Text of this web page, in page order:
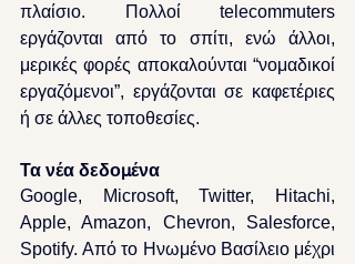
πλαίσιο. Πολλοί telecommuters
εργάζονται από το σπίτι, ενώ άλλοι,
μερικές φορές αποκαλούνται “νομαδικοί
εργαζόμενοι”, εργάζονται σε καφετέριες
ή σε άλλες τοποθεσίες.
Τα νέα δεδομένα
Google, Microsoft, Twitter, Hitachi,
Apple, Amazon, Chevron, Salesforce,
Spotify. Από το Ηνωμένο Βασίλειο μέχρι